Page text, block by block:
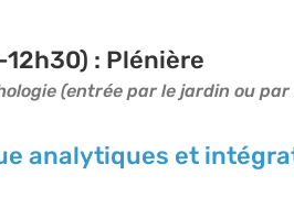
: Plénière
(entrée par le jardin ou par
analytiques et